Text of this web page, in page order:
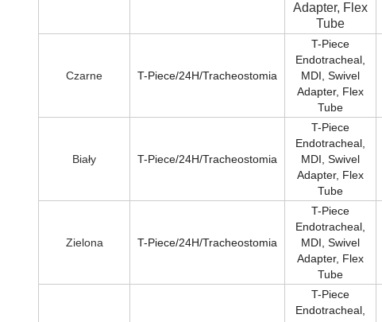
Adapter, Flex
Tube
Czarne T-Piece/24H/Tracheostomia
T-Piece
Endotracheal,
MDI, Swivel
Adapter, Flex
Tube
Biały T-Piece/24H/Tracheostomia
T-Piece
Endotracheal,
MDI, Swivel
Adapter, Flex
Tube
Zielona T-Piece/24H/Tracheostomia
T-Piece
Endotracheal,
MDI, Swivel
Adapter, Flex
Tube
T-Piece
Endotracheal,